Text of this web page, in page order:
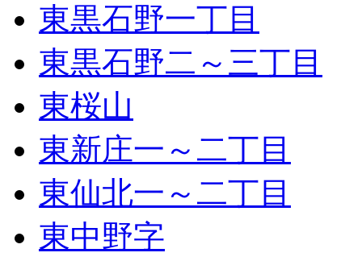
東黒石野一丁目
東黒石野二～三丁目
東桜山
東新庄一～二丁目
東仙北一～二丁目
東中野字